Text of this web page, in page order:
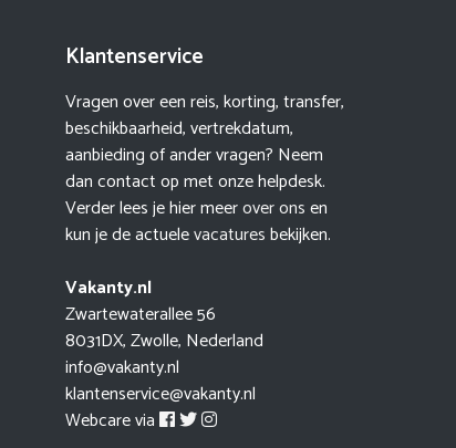
Klantenservice
Vragen over een reis, korting, transfer,
beschikbaarheid, vertrekdatum,
aanbieding of ander vragen? Neem
dan contact op met onze helpdesk.
Verder lees je hier meerover onsen
kun je de actuelevacaturesbekijken.
Vakanty.nl
Zwartewaterallee 56
8031DX, Zwolle, Nederland
info@vakanty.nl
klantenservice@vakanty.nl
Webcare via